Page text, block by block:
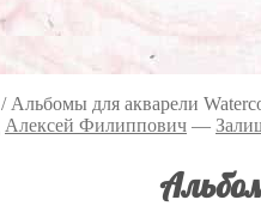
/ Альбомы для акварели
Алексей Филиппович —